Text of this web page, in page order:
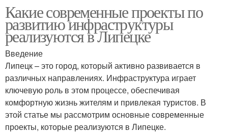
Какие современные проекты по
развитию инфраструктуры
реализуются в Липецке
Введение
Липецк – это город, который активно развивается в
различных направлениях. Инфраструктура играет
ключевую роль в этом процессе, обеспечивая
комфортную жизнь жителям и привлекая туристов. В
этой статье мы рассмотрим основные современные
проекты, которые реализуются в Липецке.